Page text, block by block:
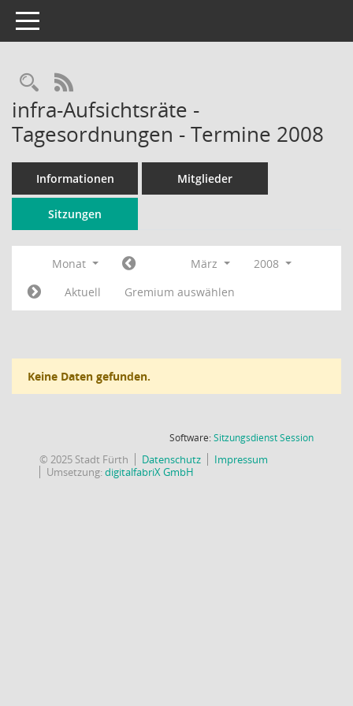
Toggle navigation
Rechercheauswahl
RSS-Feed
infra-Aufsichtsräte -
Tagesordnungen - Termine 2008
Informationen Mitglieder
Sitzungen
Monat März
2008
Aktuell
Gremium auswählen
Keine Daten gefunden.
Software:SitzungsdienstSession(Wird in
© 2025 Stadt Fürth Datenschutz
Impressum
Umsetzung:digitalfabriX GmbH